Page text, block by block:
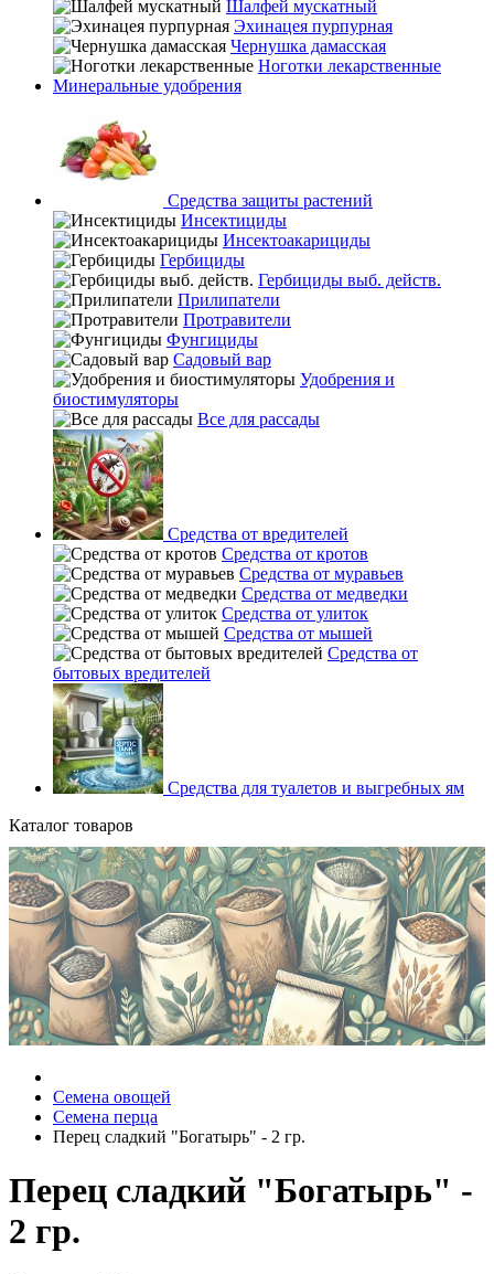
Шалфей мускатный
Эхинацея пурпурная
Чернушка дамасская
Ноготки лекарственные
Минеральные удобрения
Средства защиты растений
Инсектициды
Инсектоакарициды
Гербициды
Гербициды выб. действ.
Прилипатели
Протравители
Фунгициды
Садовый вар
Удобрения и
биостимуляторы
Все для рассады
Средства от вредителей
Средства от кротов
Средства от муравьев
Средства от медведки
Средства от улиток
Средства от мышей
Средства от
бытовых вредителей
Средства для туалетов и выгребных ям
Каталог товаров
Семена овощей
Семена перца
Перец сладкий "Богатырь" - 2 гр.
Перец сладкий "Богатырь" -
2 гр.